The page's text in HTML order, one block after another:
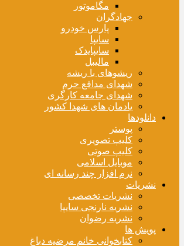
مگاموتور
جهادگران
پارس خودرو
سایپا
سایپایدک
مالیبل
ریشوهای با ریشه
شهدای مدافع حرم
شهدای جامعه کارگری
یادمان های شهدا کشور
دانلودها
پوستر
کلیپ تصویری
کلیپ صوتی
موبایل اسلامی
نرم افزار چند رسانه ای
نشریات
نشریات تخصصی
نشریه نارنجی سایپا
نشریه رضوان
پویش ها
کتابخوانی خانم مرضیه دباغ